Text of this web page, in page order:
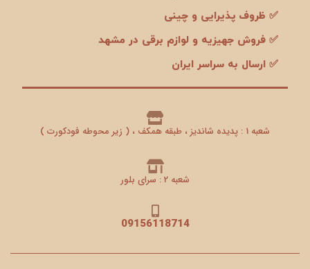
✅ ظروف پذیرایی و چینی
✅ فروش جهیزیه و لوازم برقی در مشهد
✅ ارسال به سراسر ایران
شعبه 1 : پدیده شاندیز ، طبقه همکف ، ( زیر محوطه فودکورت )
شعبه 2 : سرای بلور
09156118714